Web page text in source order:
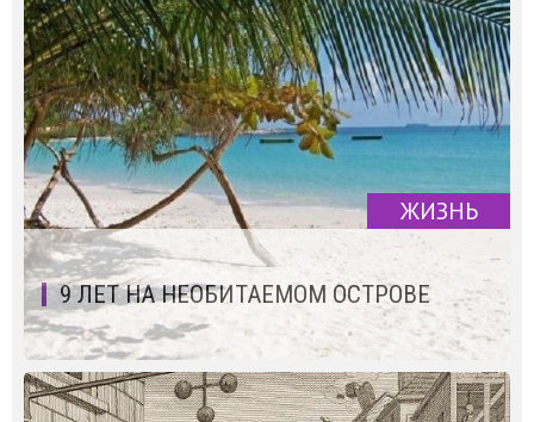
ЖИЗНЬ
9 ЛЕТ НА НЕОБИТАЕМОМ ОСТРОВЕ